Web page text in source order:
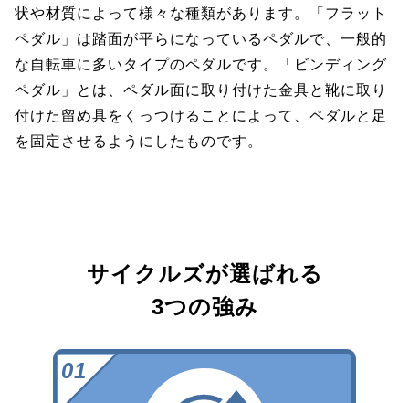
状や材質によって様々な種類があります。「フラット
ペダル」は踏面が平らになっているペダルで、一般的
な自転車に多いタイプのペダルです。「ビンディング
ペダル」とは、ペダル面に取り付けた金具と靴に取り
付けた留め具をくっつけることによって、ペダルと足
を固定させるようにしたものです。
サイクルズが選ばれる
3つの強み